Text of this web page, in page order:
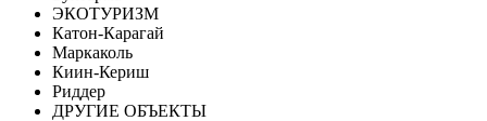
ЭКОТУРИЗМ
Катон-Карагай
Маркаколь
Киин-Кериш
Риддер
ДРУГИЕ ОБЪЕКТЫ